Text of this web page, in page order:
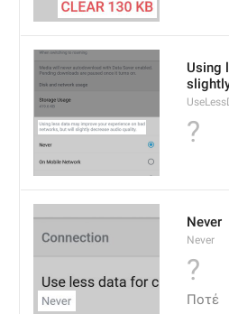
Using
?
Never
Never
?
Ποτέ